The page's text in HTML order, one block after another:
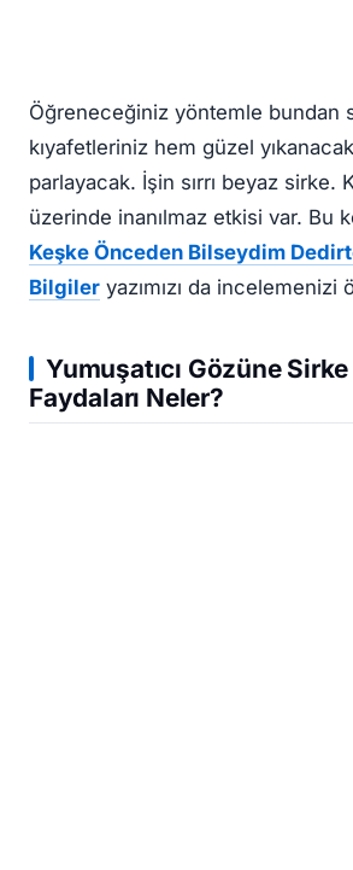
Öğreneceğiniz yöntemle bundan
kıyafetleriniz hem güzel
parlayacak. İşin sırrı beyaz sirke.
üzerinde inanılmaz etkisi var. Bu
Keşke Önceden Bilseydim
Bilgiler yazımızı da incelemenizi
Yumuşatıcı Gözüne Sirke
Faydaları Neler?